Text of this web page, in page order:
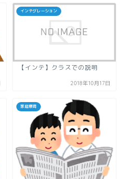
インテグレーション
【インテ】クラスでの説明
2018年10月17日
家庭療育